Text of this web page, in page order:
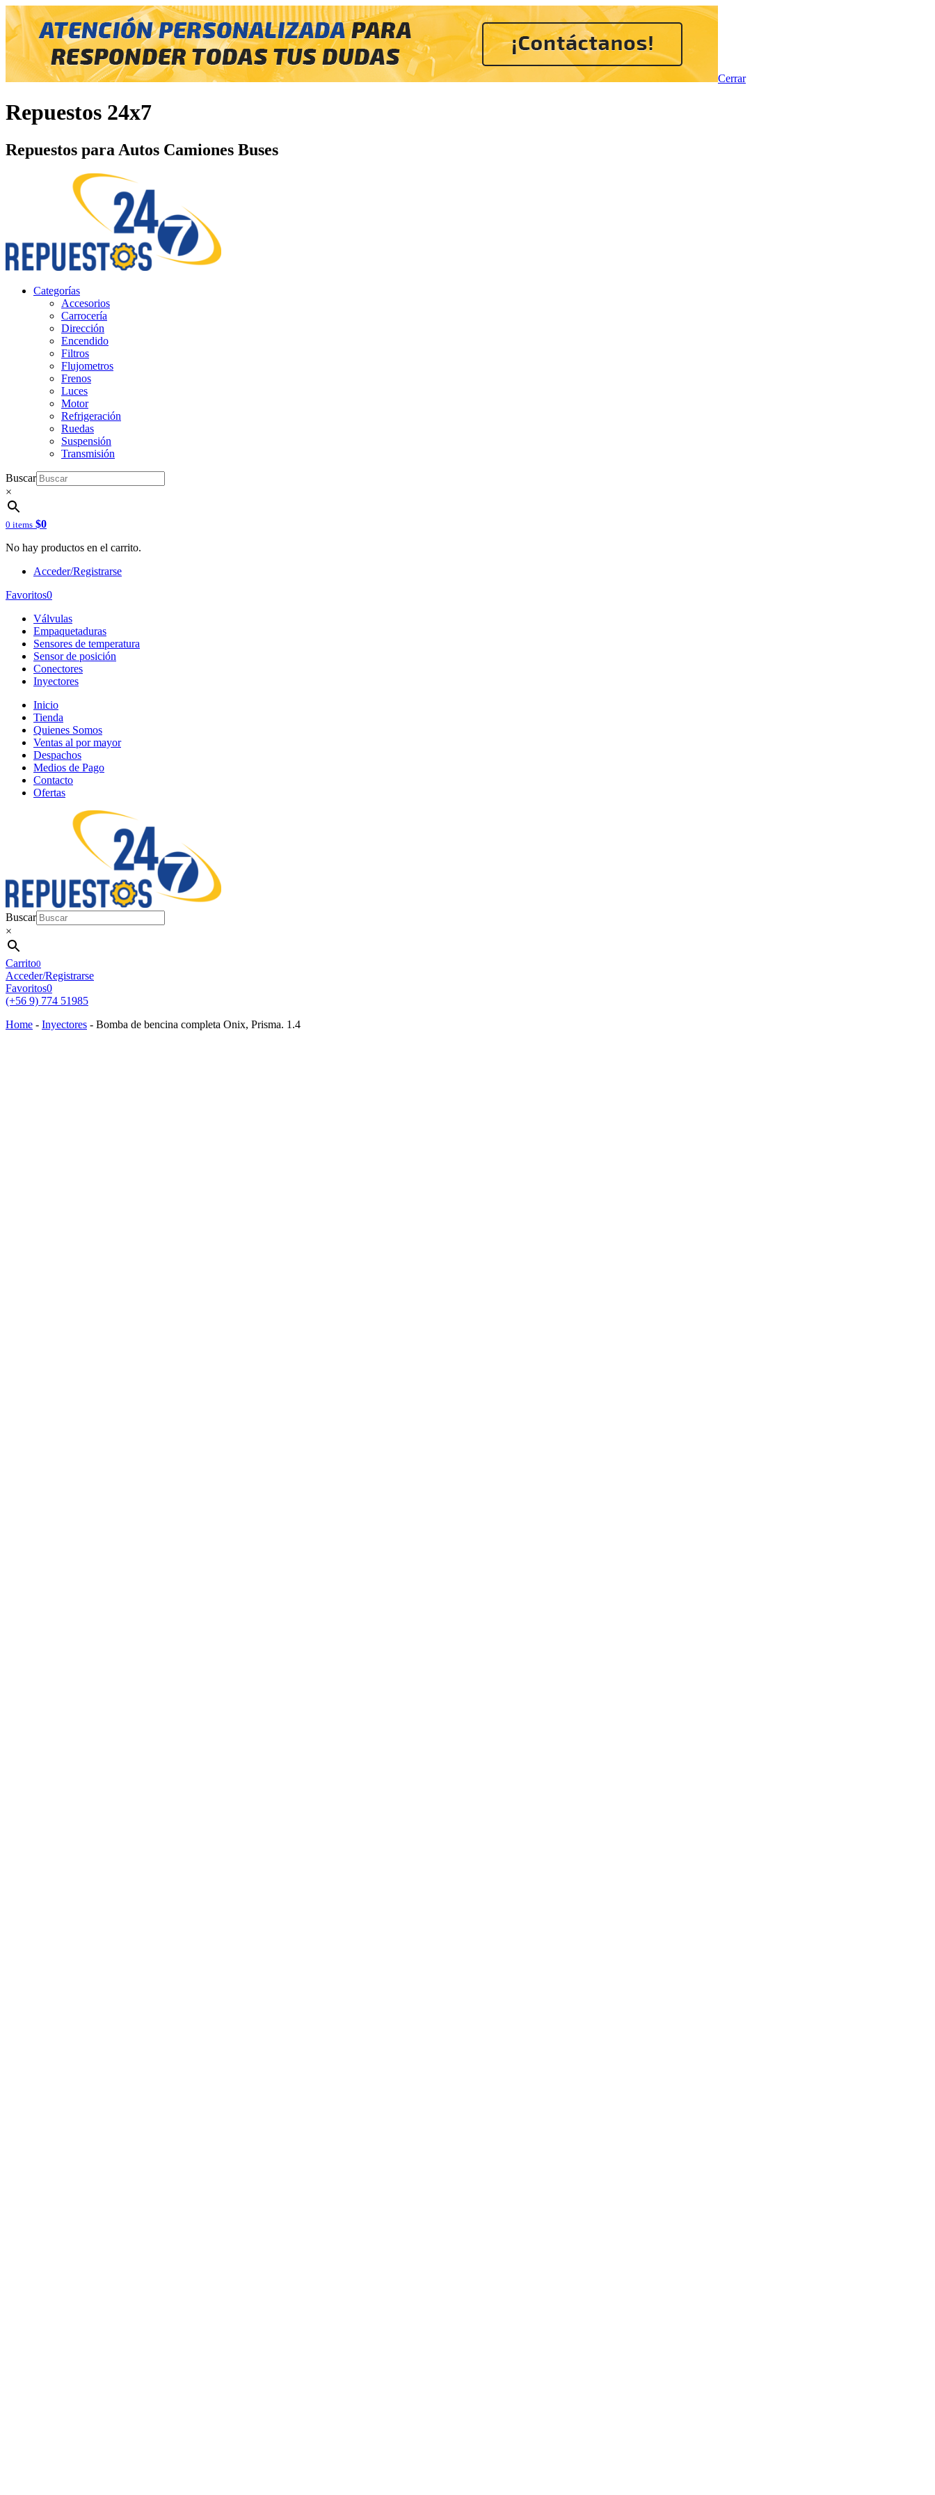
Cerrar
Repuestos 24x7
Repuestos para Autos Camiones Buses
Categorías
Accesorios
Carrocería
Dirección
Encendido
Filtros
Flujometros
Frenos
Luces
Motor
Refrigeración
Ruedas
Suspensión
Transmisión
Buscar
×
0 items $0
No hay productos en el carrito.
Acceder/Registrarse
Favoritos0
Válvulas
Empaquetaduras
Sensores de temperatura
Sensor de posición
Conectores
Inyectores
Inicio
Tienda
Quienes Somos
Ventas al por mayor
Despachos
Medios de Pago
Contacto
Ofertas
Buscar
×
Carrito0
Acceder/Registrarse
Favoritos0
(+56 9) 774 51985
Home - Inyectores - Bomba de bencina completa Onix, Prisma. 1.4